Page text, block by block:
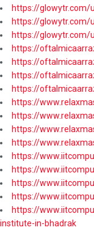
https://glowytr.com/
https://
https://glowytr.com/
https://
https://
https://
https://
https://
https://
https://
https://
https://
https://
https://
https://
https://
institute-in-bhadrak